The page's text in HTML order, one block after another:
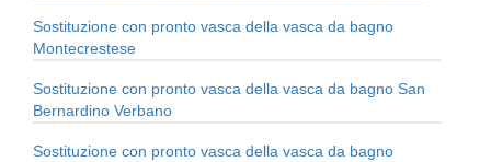
Sostituzione con pronto vasca della vasca da bagno
Montecrestese
Sostituzione con pronto vasca della vasca da bagno San
Bernardino Verbano
Sostituzione con pronto vasca della vasca da bagno